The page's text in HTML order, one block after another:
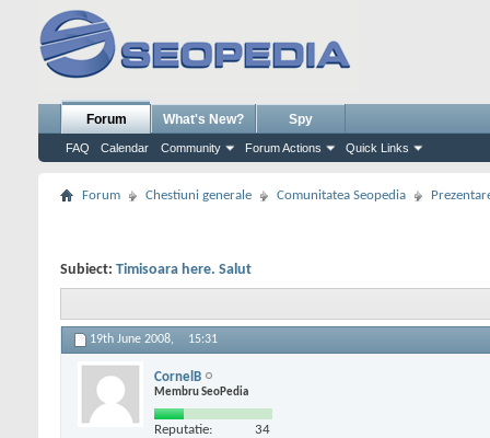
Forum
FAQ Calendar Community Forum Actions Quick Links
What's New? Spy
Forum Chestiuni generale Comunitatea Seopedia
Subiect: Timisoara here. Salut
19th June 2008, 15:31
CornelB
Membru SeoPedia
Reputatie: 34